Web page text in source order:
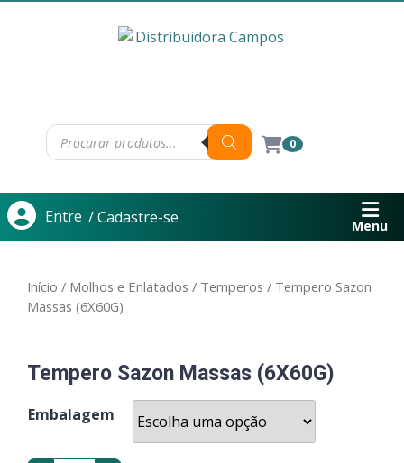
0
Entre / Cadastre-se Menu
Início / Molhos e Enlatados / Temperos / Tempero Sazon
Massas (6X60G)
Tempero Sazon Massas (6X60G)
Embalagem